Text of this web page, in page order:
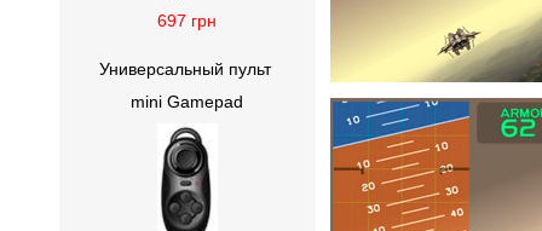
697 грн
Универсальный пульт
mini Gamepad